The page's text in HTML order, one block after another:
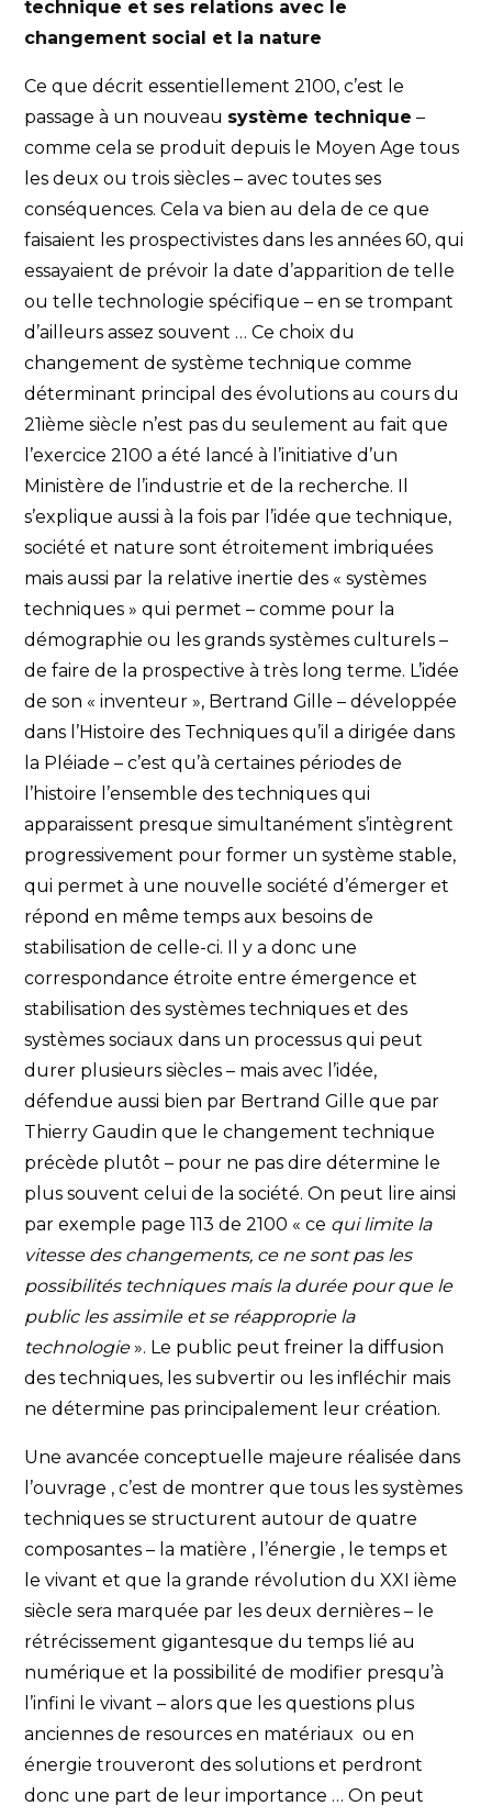
technique et ses relations avec le
changement social et la nature
Ce que décrit essentiellement 2100, c’est le
passage à un nouveau système technique –
comme cela se produit depuis le Moyen Age tous
les deux ou trois siècles – avec toutes ses
conséquences. Cela va bien au dela de ce que
faisaient les prospectivistes dans les années 60, qui
essayaient de prévoir la date d’apparition de telle
ou telle technologie spécifique – en se trompant
d’ailleurs assez souvent … Ce choix du
changement de système technique comme
déterminant principal des évolutions au cours du
21ième siècle n’est pas du seulement au fait que
l’exercice 2100 a été lancé à l’initiative d’un
Ministère de l’industrie et de la recherche. Il
s’explique aussi à la fois par l’idée que technique,
société et nature sont étroitement imbriquées
mais aussi par la relative inertie des « systèmes
techniques » qui permet – comme pour la
démographie ou les grands systèmes culturels –
de faire de la prospective à très long terme. L’idée
de son « inventeur », Bertrand Gille – développée
dans l’Histoire des Techniques qu’il a dirigée dans
la Pléiade – c’est qu’à certaines périodes de
l’histoire l’ensemble des techniques qui
apparaissent presque simultanément s’intègrent
progressivement pour former un système stable,
qui permet à une nouvelle société d’émerger et
répond en même temps aux besoins de
stabilisation de celle-ci. Il y a donc une
correspondance étroite entre émergence et
stabilisation des systèmes techniques et des
systèmes sociaux dans un processus qui peut
durer plusieurs siècles – mais avec l’idée,
défendue aussi bien par Bertrand Gille que par
Thierry Gaudin que le changement technique
précède plutôt – pour ne pas dire détermine le
plus souvent celui de la société. On peut lire ainsi
par exemple page 113 de 2100 « ce qui limite la
vitesse des changements, ce ne sont pas les
possibilités techniques mais la durée pour que le
public les assimile et se réapproprie la
technologie». Le public peut freiner la diffusion
des techniques, les subvertir ou les infléchir mais
ne détermine pas principalement leur création.
Une avancée conceptuelle majeure réalisée dans
l’ouvrage , c’est de montrer que tous les systèmes
techniques se structurent autour de quatre
composantes – la matière , l’énergie , le temps et
le vivant et que la grande révolution du XXI ième
siècle sera marquée par les deux dernières – le
rétrécissement gigantesque du temps lié au
numérique et la possibilité de modifier presqu’à
l’infini le vivant – alors que les questions plus
anciennes de resources en matériaux ou en
énergie trouveront des solutions et perdront
donc une part de leur importance … On peut